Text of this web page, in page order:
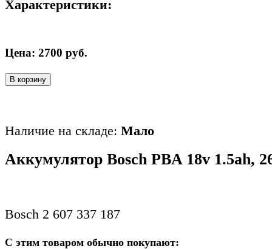
Характеристики:
Цена: 2700 руб.
В корзину
Наличие на складе: Мало
Аккумулятор Bosch PBA 18v 1.5ah,
Bosch 2 607 337 187
С этим товаром обычно покупают: